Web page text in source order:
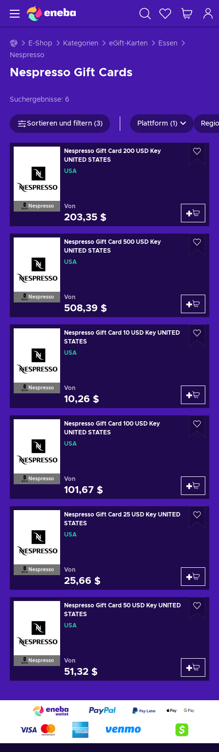
E-Shop Kategorien eGift-Karten
Essen
Nespresso
Nespresso Gift Cards
Suchergebnisse: 6
Sortieren und filtern (3) Plattform (1)
Nespresso
Nespresso Gift Card 200 USD Key
UNITED STATES
USA
Von
203,35 $
Nespresso
Nespresso Gift Card 500 USD Key
UNITED STATES
USA
Von
508,39 $
Nespresso
Nespresso Gift Card 10 USD Key UNITED
STATES
USA
Von
10,26 $
Nespresso
Nespresso Gift Card 100 USD Key
UNITED STATES
USA
Von
101,67 $
Nespresso
Nespresso Gift Card 25 USD Key UNITED
STATES
USA
Von
25,66 $
Nespresso
Nespresso Gift Card 50 USD Key UNITED
STATES
USA
Von
51,32 $